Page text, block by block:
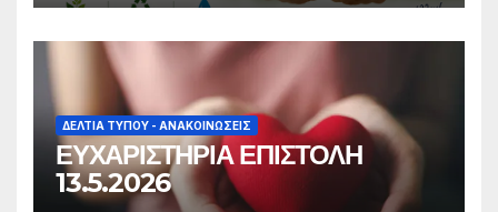
ΔΕΛΤΊΑ ΤΎΠΟΥ - ΑΝΑΚΟΙΝΏΣΕΙΣ
ΕΥΧΑΡΙΣΤΗΡΙΑ ΕΠΙΣΤΟΛΗ
13.5.2026